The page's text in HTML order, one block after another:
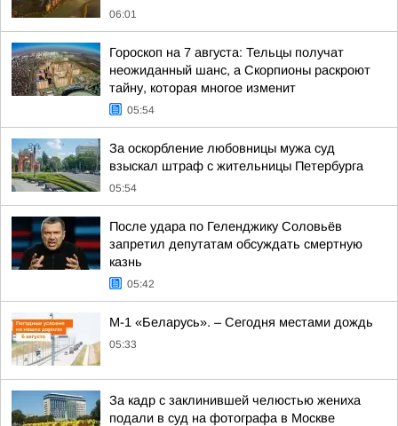
06:01
Гороскоп на 7 августа: Тельцы получат
неожиданный шанс, а Скорпионы раскроют
тайну, которая многое изменит
05:54
За оскорбление любовницы мужа суд
взыскал штраф с жительницы Петербурга
05:54
После удара по Геленджику Соловьёв
запретил депутатам обсуждать смертную
казнь
05:42
М-1 «Беларусь». – Сегодня местами дождь
05:33
За кадр с заклинившей челюстью жениха
подали в суд на фотографа в Москве